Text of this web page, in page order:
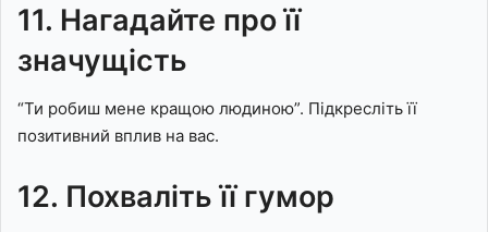
11. Нагадайте про її
значущість
“Ти робиш мене кращою людиною”. Підкресліть її
позитивний вплив на вас.
12. Похваліть її гумор